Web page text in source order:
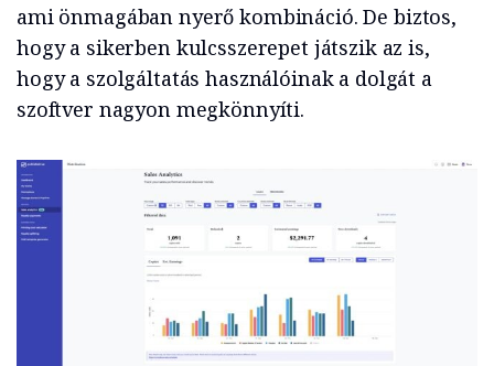
ami önmagában nyerő kombináció. De biztos,
hogy a sikerben kulcsszerepet játszik az is,
hogy a szolgáltatás használóinak a dolgát a
szoftver nagyon megkönnyíti.